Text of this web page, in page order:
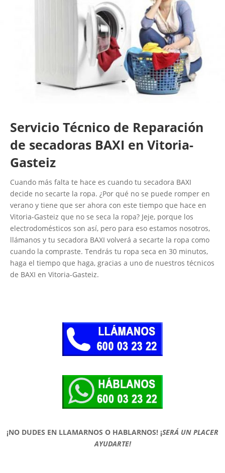
Servicio Técnico de Reparación
de secadoras BAXI en Vitoria-
Gasteiz
Cuando más falta te hace es cuando tu secadora BAXI
decide no secarte la ropa. ¿Por qué no se puede romper en
verano y tiene que ser ahora con este tiempo que hace en
Vitoria-Gasteiz que no se seca la ropa? Jeje, porque los
electrodomésticos son así, pero para eso estamos nosotros,
llámanos y tu secadora BAXI volverá a secarte la ropa como
cuando la compraste. Tendrás tu ropa seca en 30 minutos,
haga el tiempo que haga, gracias a uno de nuestros técnicos
de BAXI en Vitoria-Gasteiz.
¡NO DUDES EN LLAMARNOS O HABLARNOS! ¡SERÁ UN PLACER
AYUDARTE!